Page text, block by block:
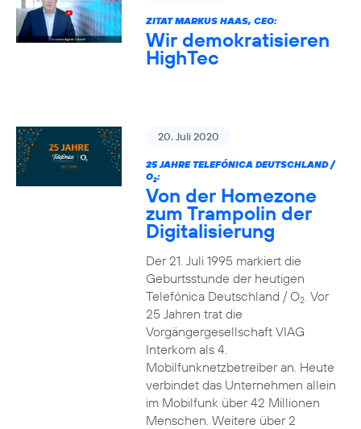
ZITAT MARKUS HAAS, CEO:
Wir demokratisieren
HighTec
20. Juli 2020
25 JAHRE TELEFÓNICA DEUTSCHLAND /
O2:
Von der Homezone
zum Trampolin der
Digitalisierung
Der 21. Juli 1995 markiert die
Geburtsstunde der heutigen
Telefónica Deutschland / O2. Vor
25 Jahren trat die
Vorgängergesellschaft VIAG
Interkom als 4.
Mobilfunknetzbetreiber an. Heute
verbindet das Unternehmen allein
im Mobilfunk über 42 Millionen
Menschen. Weitere über 2